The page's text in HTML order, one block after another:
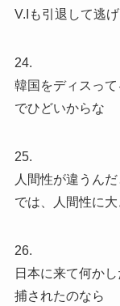
V.Iも引退して逃
24.
韓国をディスっ
でひどいからな
25.
人間性が違うん
では、人間性に大
26.
日本に来て何か
捕されたのなら